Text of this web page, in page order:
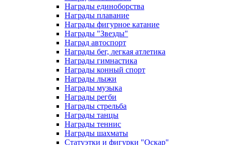
Награды единоборства
Награды плавание
Награды фигурное катание
Награды "Звезды"
Наград автоспорт
Награды бег, легкая атлетика
Награды гимнастика
Награды конный спорт
Награды лыжи
Награды музыка
Награды регби
Награды стрельба
Награды танцы
Награды теннис
Награды шахматы
Статуэтки и фигурки "Оскар"